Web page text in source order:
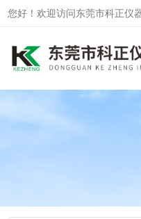
您好！欢迎访问东莞市科正仪